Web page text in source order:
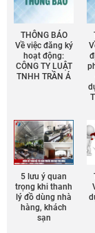
THÔNG BÁO
Về việc đăng ký
hoạt động:
CÔNG TY LUẬT
TNHH TRẦN Á
5 lưu ý quan
trọng khi thanh
lý đồ dùng nhà
hàng, khách
sạn